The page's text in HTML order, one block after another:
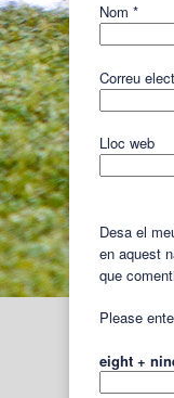
Nom *
Correu
Lloc web
Desa el
en aquest
que
Please
eight +